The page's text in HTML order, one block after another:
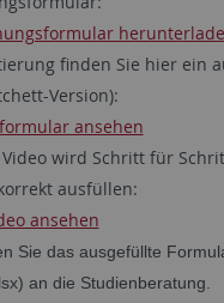
finden Sie hier ein
Version):
ansehen
wird Schritt für
ausfüllen:
ansehen
Sie das ausgefüllte
an die Studienberatung.